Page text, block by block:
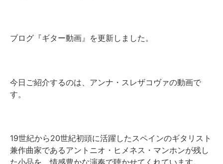
ブログ『ギター動画』を更新しました。
今日ご紹介するのは、アンナ・スレザコヴァの動画で
す。
19世紀から20世紀初頭に活躍したスペインのギタリスト
兼作曲家であるアントニオ・ヒメネス・マンホンが残し